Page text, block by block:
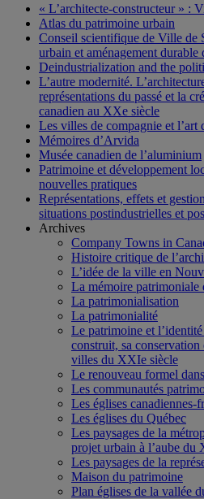
« L’architecte-constructeur » :
Atlas du patrimoine urbain
Conseil scientifique de Ville de
urbain et aménagement durable
Deindustrialization and the
L’autre modernité.
représentations du passé et la
canadien au XXe siècle
Les villes de compagnie et l’art
Mémoires d’Arvida
Musée canadien de l’aluminium
Patrimoine et développement
nouvelles pratiques
Représentations, effets et
situations postindustrielles et
Archives
Company Towns in
Histoire critique de
L’idée de la ville en
La mémoire patrimoniale
La patrimonialisation
La patrimonialité
Le patrimoine et
construit, sa
villes du XXIe siècle
Le renouveau formel
Les communautés
Les églises canadiennes-
Les églises du Québec
Les paysages de la
projet urbain à l’aube du
Les paysages de la
Maison du patrimoine
Plan églises de la vallée